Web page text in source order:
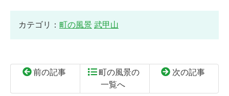
カテゴリ： 町の風景 武甲山
前の記事
町の風景の
一覧へ
次の記事